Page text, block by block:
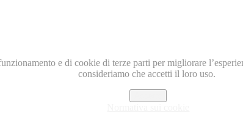
e di cookie di terze parti per migliorare
consideriamo che accetti il loro uso.